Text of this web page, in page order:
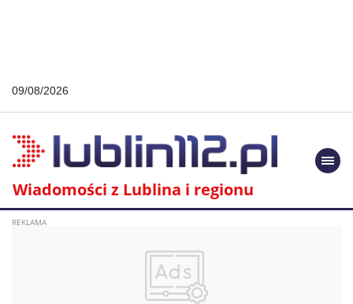
09/08/2026
Wiadomości z Lublina i regionu